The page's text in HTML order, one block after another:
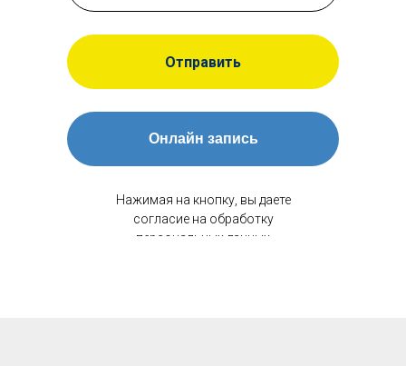
Отправить
Онлайн запись
Нажимая на кнопку, вы даете
согласие на обработку
персональных данных